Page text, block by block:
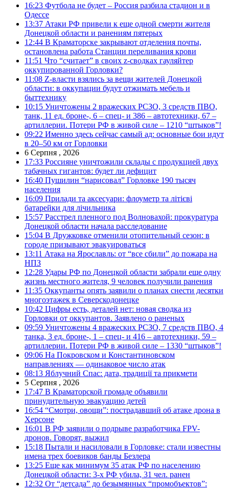
16:23 Футбола не будет – Россия разбила стадион и в
Одессе
13:37 Атаки РФ привели к еще одной смерти жителя
Донецкой области и ранениям пятерых
12:44 В Краматорске закрывают отделения почты,
остановлена работа Станции переливания крови
11:51 Что “считает” в своих z-сводках гауляйтер
оккупированной Горловки?
11:08 Z-власти взялись за вещи жителей Донецкой
области: в оккупации будут отжимать мебель и
быттехнику
10:15 Уничтожены 2 вражеских РСЗО, 3 средств ПВО,
танк, 11 ед. броне-, 6 – спец- и 386 – автотехники, 67 –
артиллерии. Потери РФ в живой силе – 1210 “штыков”!
09:22 Именно здесь сейчас самый ад: основные бои идут
в 20–50 км от Горловки
6 Серпня , 2026
17:33 Россияне уничтожили склады с продукцией двух
табачных гигантов: будет ли дефицит
16:40 Пушилин “нарисовал” Горловке 190 тысяч
населения
16:09 Прилади та аксесуари: флоуметр та літієві
батарейки для лічильника
15:57 Расстрел пленного под Волновахой: прокуратура
Донецкой области начала расследование
15:04 В Дружковке отменили отопительный сезон: в
городе призывают эвакуироваться
13:11 Атака на Ярославль: от “все сбили” до пожара на
НПЗ
12:28 Удары РФ по Донецкой области забрали еще одну
жизнь местного жителя, 9 человек получили ранения
11:35 Оккупанты опять заявили о планах снести десятки
многоэтажек в Северскодонецке
10:42 Цифры есть, деталей нет: новая сводка из
Горловки от оккупантов. Заявлено о раненых
09:59 Уничтожены 4 вражеских РСЗО, 7 средств ПВО, 4
танка, 3 ед. броне-, 1 – спец- и 416 – автотехники, 59 –
артиллерии. Потери РФ в живой силе – 1330 “штыков”!
09:06 На Покровском и Константиновском
направлениях — одинаковое число атак
08:13 Яблучний Спас: дата, традиції та прикмети
5 Серпня , 2026
17:47 В Краматорской громаде объявили
принудительную эвакуацию детей
16:54 “Смотри, овощи”: пострадавший об атаке дрона в
Херсоне
16:01 В РФ заявили о подрыве разработчика FPV-
дронов. Говорят, выжил
15:18 Пытали и насиловали в Горловке: стали известны
имена трех боевиков банды Безлера
13:25 Еще как минимум 35 атак РФ по населению
Донецкой области: 3-х РФ убила, 31 чел. ранен
12:32 От “детсада” до безымянных “промобъектов”: